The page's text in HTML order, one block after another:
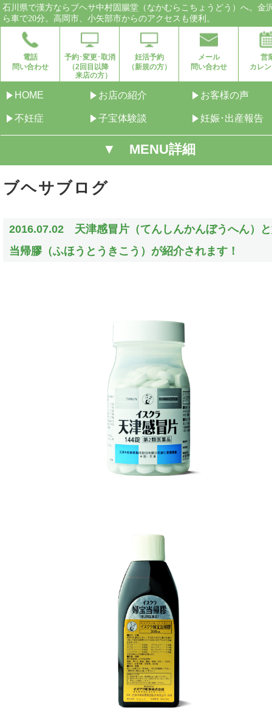
石川県で漢方ならブヘサ中村固腸堂（なかむらこちょうどう）へ。金
ら車で20分。高岡市、小矢部市からのアクセスも便利。
電話
問い合わせ
予約･変更･取消
（2回目以降
来店の方）
妊活予約
（新規の方）
メール
問い合わせ
営
カレ
HOME お店の紹介 お客様の声
不妊症 子宝体験談 妊娠･出産報告
▼ MENU詳細
ブヘサブログ
2016.07.02 天津感冒片（てんしんかんぼうへん）
当帰膠（ふほうとうきこう）が紹介されます！